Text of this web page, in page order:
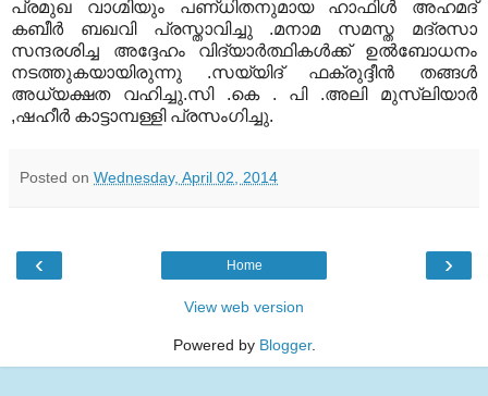
പ്രമുഖ വാഗ്മിയും പണ്ധിതനുമായ ഹാഫിള്‍ അഹമദ്
കബീര്‍ ബഖവി പ്രസ്താവിച്ചു .മനാമ സമസ്ത മദ്രസാ
സന്ദരശിച്ച അദ്ദേഹം വിദ്യാര്‍ത്ഥികള്‍ക്ക് ഉല്‍ബോധനം
നടത്തുകയായിരുന്നു .സയ്യിദ് ഫക്രുദ്ദീന്‍ തങ്ങള്‍
അധ്യക്ഷത വഹിച്ചു.സി .കെ . പി .അലി മുസ്‌ലിയാര്‍
,ഷഹീര്‍ കാട്ടാമ്പള്ളി പ്രസംഗിച്ചു.
Posted on Wednesday, April 02, 2014
‹ ›
Home
View web version
Powered by Blogger.